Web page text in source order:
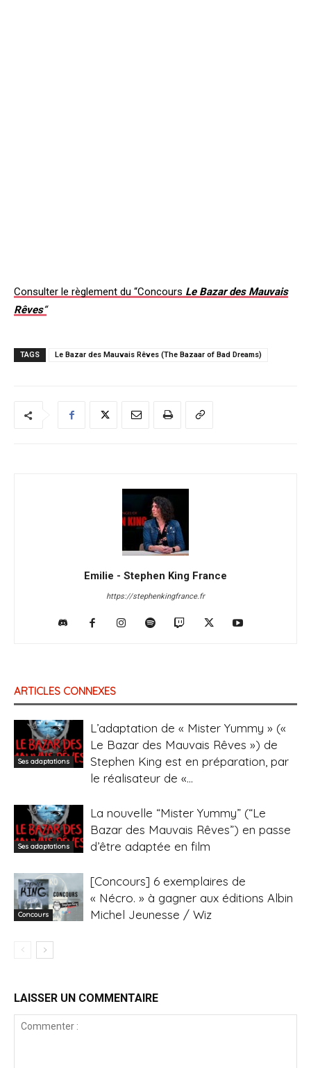
Consulter le règlement du “Concours Le Bazar des Mauvais
Rêves“
TAGS Le Bazar des Mauvais Rêves (The Bazaar of Bad Dreams)
Emilie - Stephen King France
https://stephenkingfrance.fr
ARTICLES CONNEXES
Ses adaptations
L’adaptation de « Mister Yummy » («
Le Bazar des Mauvais Rêves ») de
Stephen King est en préparation, par
le réalisateur de «...
Ses adaptations
La nouvelle “Mister Yummy” (“Le
Bazar des Mauvais Rêves”) en passe
d’être adaptée en film
Concours
[Concours] 6 exemplaires de
« Nécro. » à gagner aux éditions Albin
Michel Jeunesse / Wiz
LAISSER UN COMMENTAIRE